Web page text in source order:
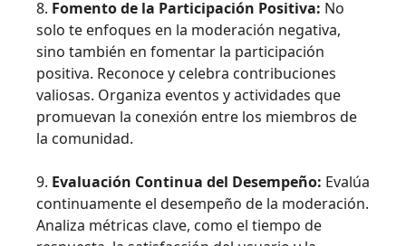
8. Fomento de la Participación Positiva: No
solo te enfoques en la moderación negativa,
sino también en fomentar la participación
positiva. Reconoce y celebra contribuciones
valiosas. Organiza eventos y actividades que
promuevan la conexión entre los miembros de
la comunidad.
9. Evaluación Continua del Desempeño: Evalúa
continuamente el desempeño de la moderación.
Analiza métricas clave, como el tiempo de